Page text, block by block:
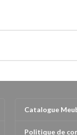
Catalogue
Politique de